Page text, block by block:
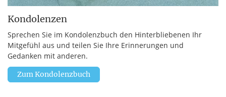
Kondolenzen
Sprechen Sie im Kondolenzbuch den Hinterbliebenen Ihr
Mitgefühl aus und teilen Sie Ihre Erinnerungen und
Gedanken mit anderen.
Zum Kondolenzbuch